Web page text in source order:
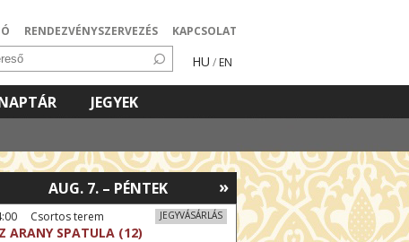
RENDEZVÉNYSZERVEZÉS KAPCSOLAT
HU / EN
JEGYEK
»
AUG. 7. – PÉNTEK
JEGYVÁSÁRLÁS
Csortos terem
ARANY SPATULA (12)